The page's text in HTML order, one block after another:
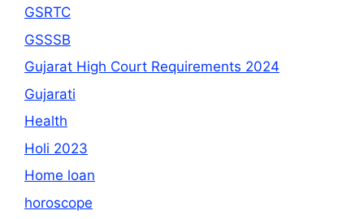
GSRTC
GSSSB
Gujarat High Court Requirements 2024
Gujarati
Health
Holi 2023
Home loan
horoscope